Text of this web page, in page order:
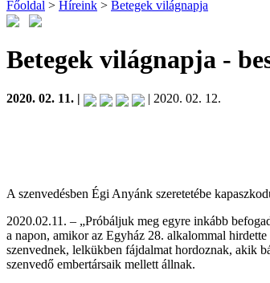
Főoldal > Híreink > Betegek világnapja
Betegek világnapja -
2020. 02. 11. | | 2020. 02. 12.
A szenvedésben Égi Anyánk szeretetébe
2020.02.11. – „Próbáljuk meg egyre inkább
a napon, amikor az Egyház 28. alkalommal
szenvednek, lelkükben fájdalmat hordoznak, akik
szenvedő embertársaik mellett állnak.